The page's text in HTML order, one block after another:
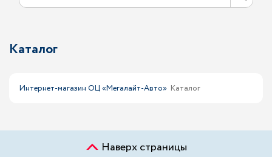
Каталог
Интернет-магазин ОЦ «Мегалайт-Авто» Каталог
Наверх страницы